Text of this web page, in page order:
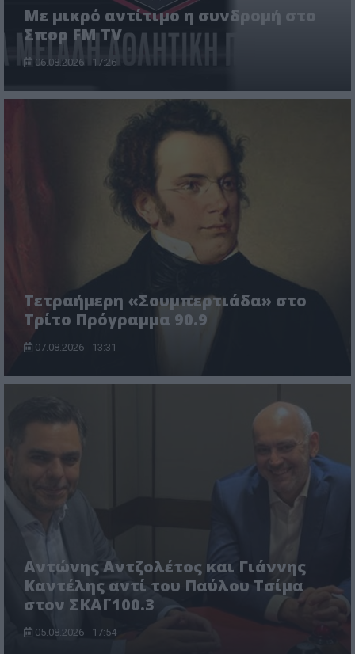
Με μικρό αντίτιμο η συνδρομή στο
Σπορ FM TV
06.08.2026 - 17:26
Τετραήμερη «Σουμπερτιάδα» στο
Τρίτο Πρόγραμμα 90.9
07.08.2026 - 13:31
Αντώνης Αντζολέτος και Γιάννης
Καντέλης αντί του Παύλου Τσίμα
στον ΣΚΑΪ 100.3
05.08.2026 - 17:54